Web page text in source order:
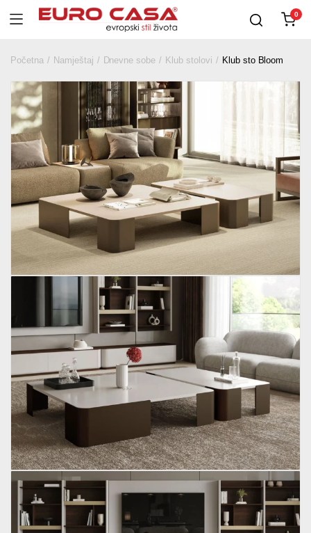
0
Početna Namještaj Dnevne sobe Klub stolovi Klub sto Bloom